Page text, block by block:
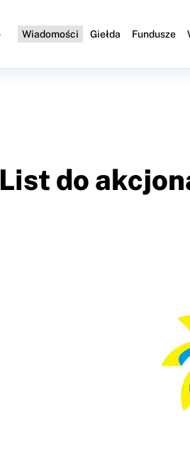
Wiadomości Giełda Fundusze
List do